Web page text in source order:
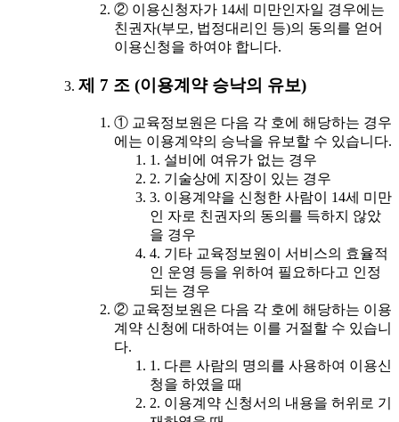
② 이용신청자가 14세 미만인자일 경우에는
친권자(부모, 법정대리인 등)의 동의를 얻어
이용신청을 하여야 합니다.
제 7 조 (이용계약 승낙의 유보)
① 교육정보원은 다음 각 호에 해당하는 경우
에는 이용계약의 승낙을 유보할 수 있습니다.
1. 설비에 여유가 없는 경우
2. 기술상에 지장이 있는 경우
3. 이용계약을 신청한 사람이 14세 미만
인 자로 친권자의 동의를 득하지 않았
을 경우
4. 기타 교육정보원이 서비스의 효율적
인 운영 등을 위하여 필요하다고 인정
되는 경우
② 교육정보원은 다음 각 호에 해당하는 이용
계약 신청에 대하여는 이를 거절할 수 있습니
다.
1. 다른 사람의 명의를 사용하여 이용신
청을 하였을 때
2. 이용계약 신청서의 내용을 허위로 기